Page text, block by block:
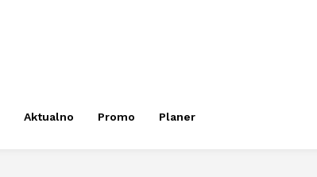
Aktualno Promo Planer